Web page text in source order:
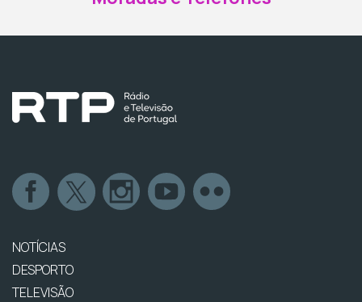
NOTÍCIAS
DESPORTO
TELEVISÃO